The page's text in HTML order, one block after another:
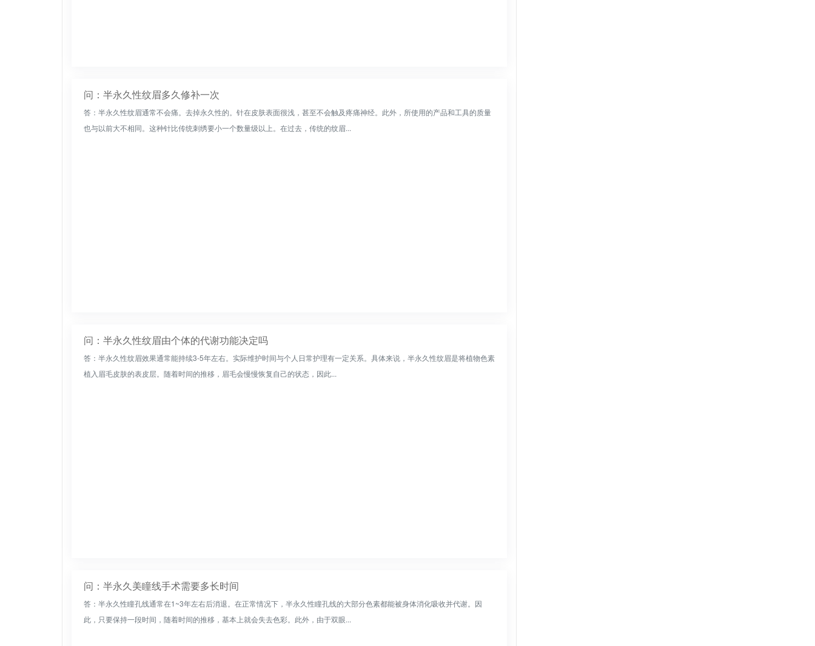
问：半永久性纹眉多久修补一次
答：半永久性纹眉通常不会痛。去掉永久性的。针在皮肤表面很浅，甚至不会触及疼痛神经。此外，所使用的产品和工具的质量
也与以前大不相同。这种针比传统刺绣要小一个数量级以上。在过去，传统的纹眉...
问：半永久性纹眉由个体的代谢功能决定吗
答：半永久性纹眉效果通常能持续3-5年左右。实际维护时间与个人日常护理有一定关系。具体来说，半永久性纹眉是将植物色素
植入眉毛皮肤的表皮层。随着时间的推移，眉毛会慢慢恢复自己的状态，因此...
问：半永久美瞳线手术需要多长时间
答：半永久性瞳孔线通常在1~3年左右后消退。在正常情况下，半永久性瞳孔线的大部分色素都能被身体消化吸收并代谢。因
此，只要保持一段时间，随着时间的推移，基本上就会失去色彩。此外，由于双眼...